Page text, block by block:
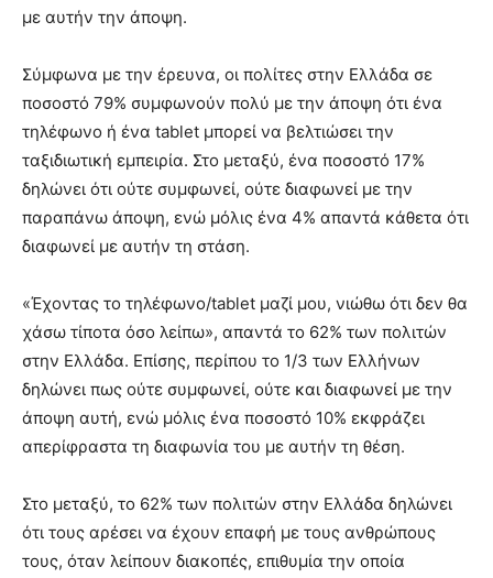
με αυτήν την άποψη.
Σύμφωνα με την έρευνα, οι πολίτες στην Ελλάδα σε
ποσοστό 79% συμφωνούν πολύ με την άποψη ότι ένα
τηλέφωνο ή ένα tablet μπορεί να βελτιώσει την
ταξιδιωτική εμπειρία. Στο μεταξύ, ένα ποσοστό 17%
δηλώνει ότι ούτε συμφωνεί, ούτε διαφωνεί με την
παραπάνω άποψη, ενώ μόλις ένα 4% απαντά κάθετα ότι
διαφωνεί με αυτήν τη στάση.
«Έχοντας το τηλέφωνο/tablet μαζί μου, νιώθω ότι δεν θα
χάσω τίποτα όσο λείπω», απαντά το 62% των πολιτών
στην Ελλάδα. Επίσης, περίπου το 1/3 των Ελλήνων
δηλώνει πως ούτε συμφωνεί, ούτε και διαφωνεί με την
άποψη αυτή, ενώ μόλις ένα ποσοστό 10% εκφράζει
απερίφραστα τη διαφωνία του με αυτήν τη θέση.
Στο μεταξύ, το 62% των πολιτών στην Ελλάδα δηλώνει
ότι τους αρέσει να έχουν επαφή με τους ανθρώπους
τους, όταν λείπουν διακοπές, επιθυμία την οποία